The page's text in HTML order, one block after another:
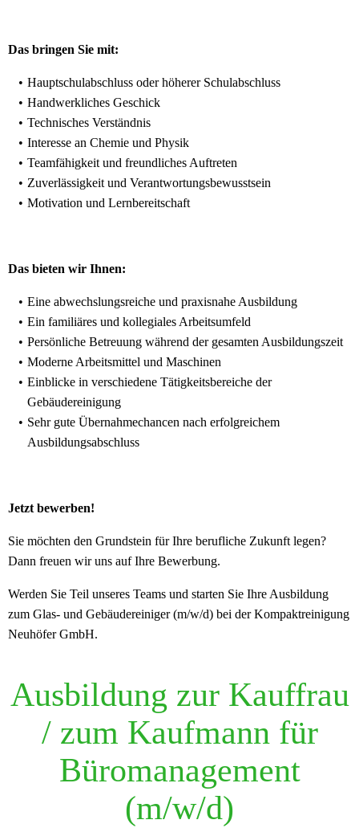
Das bringen Sie mit:
Hauptschulabschluss oder höherer Schulabschluss
Handwerkliches Geschick
Technisches Verständnis
Interesse an Chemie und Physik
Teamfähigkeit und freundliches Auftreten
Zuverlässigkeit und Verantwortungsbewusstsein
Motivation und Lernbereitschaft
Das bieten wir Ihnen:
Eine abwechslungsreiche und praxisnahe Ausbildung
Ein familiäres und kollegiales Arbeitsumfeld
Persönliche Betreuung während der gesamten Ausbildungszeit
Moderne Arbeitsmittel und Maschinen
Einblicke in verschiedene Tätigkeitsbereiche der
Gebäudereinigung
Sehr gute Übernahmechancen nach erfolgreichem
Ausbildungsabschluss
Jetzt bewerben!
Sie möchten den Grundstein für Ihre berufliche Zukunft legen?
Dann freuen wir uns auf Ihre Bewerbung.
Werden Sie Teil unseres Teams und starten Sie Ihre Ausbildung
zum Glas- und Gebäudereiniger (m/w/d) bei der Kompaktreinigung
Neuhöfer GmbH.
Ausbildung zur Kauffrau
/ zum Kaufmann für
Büromanagement
(m/w/d)